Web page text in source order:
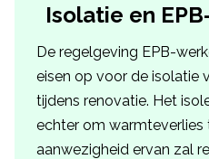
Isolatie en
De regelgeving EPB-
eisen op voor de isolatie
tijdens renovatie. Het
echter om warmteverlies
aanwezigheid ervan zal